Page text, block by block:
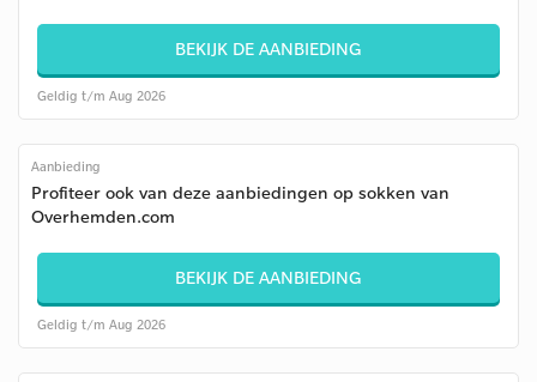
BEKIJK DE AANBIEDING
Geldig t/m Aug 2026
Aanbieding
Profiteer ook van deze aanbiedingen op sokken van
Overhemden.com
BEKIJK DE AANBIEDING
Geldig t/m Aug 2026